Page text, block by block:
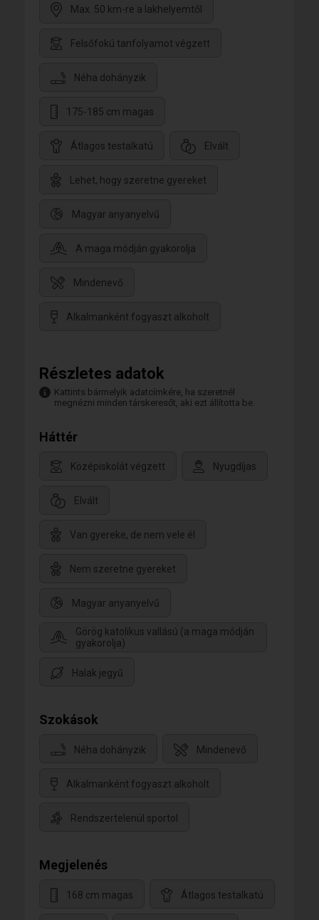
Max. 50 km-re a lakhelyemtől
Felsőfokú tanfolyamot végzett
Néha dohányzik
175-185 cm magas
Átlagos testalkatú Elvált
Lehet, hogy szeretne gyereket
Magyar anyanyelvű
A maga módján gyakorolja
Mindenevő
Alkalmanként fogyaszt alkoholt
Részletes adatok
Kattints bármelyik adatcímkére, ha szeretnél
megnézni minden társkeresőt, aki ezt állította be.
Háttér
Középiskolát végzett Nyugdíjas
Elvált
Van gyereke, de nem vele él
Nem szeretne gyereket
Magyar anyanyelvű
Görög katolikus vallású (a maga módján
gyakorolja)
Halak jegyű
Szokások
Néha dohányzik Mindenevő
Alkalmanként fogyaszt alkoholt
Rendszertelenül sportol
Megjelenés
168 cm magas Átlagos testalkatú